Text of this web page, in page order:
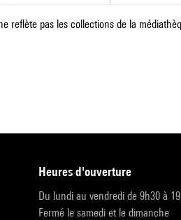
reflète pas les collections de la
heures d'ouverture
Du lundi au vendredi de 9h30 à
Fermé le samedi et le dimanche